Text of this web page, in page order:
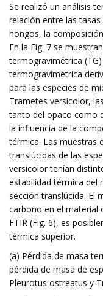
Se realizó un análisis
relación entre las
hongos, la
En la Fig. 7 se
termogravimétrica
termogravimétrica
para las especies de
Trametes versicolor,
tanto del opaco como
la influencia de la
térmica. Las muestras
translúcidas de las
versicolor tenían
estabilidad térmica del
sección translúcida. El
carbono en el material
FTIR (Fig. 6), es
térmica superior.
(a) Pérdida de masa
pérdida de masa de
Pleurotus ostreatus y